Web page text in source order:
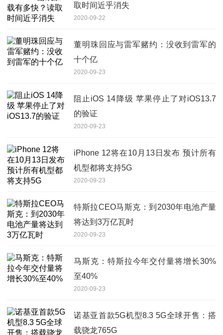
取时间近乎消失
2020-09-22
董明珠回应与雷军赌约：没收到雷军的
十个亿
2020-09-23
阻止iOS 14降级 苹果停止了对iOS13.7
的验证
2020-09-23
iPhone 12将在10月13日发布 预计所有
机型都将支持5G
2020-09-23
特斯拉CEO马斯克：到2030年电池产量
将达到3万亿瓦时
2020-09-23
马斯克：特斯拉今年交付量将增长30%
至40%
2020-09-23
诺基亚首款5G机型8.3 5G全球开售：搭
载骁龙765G